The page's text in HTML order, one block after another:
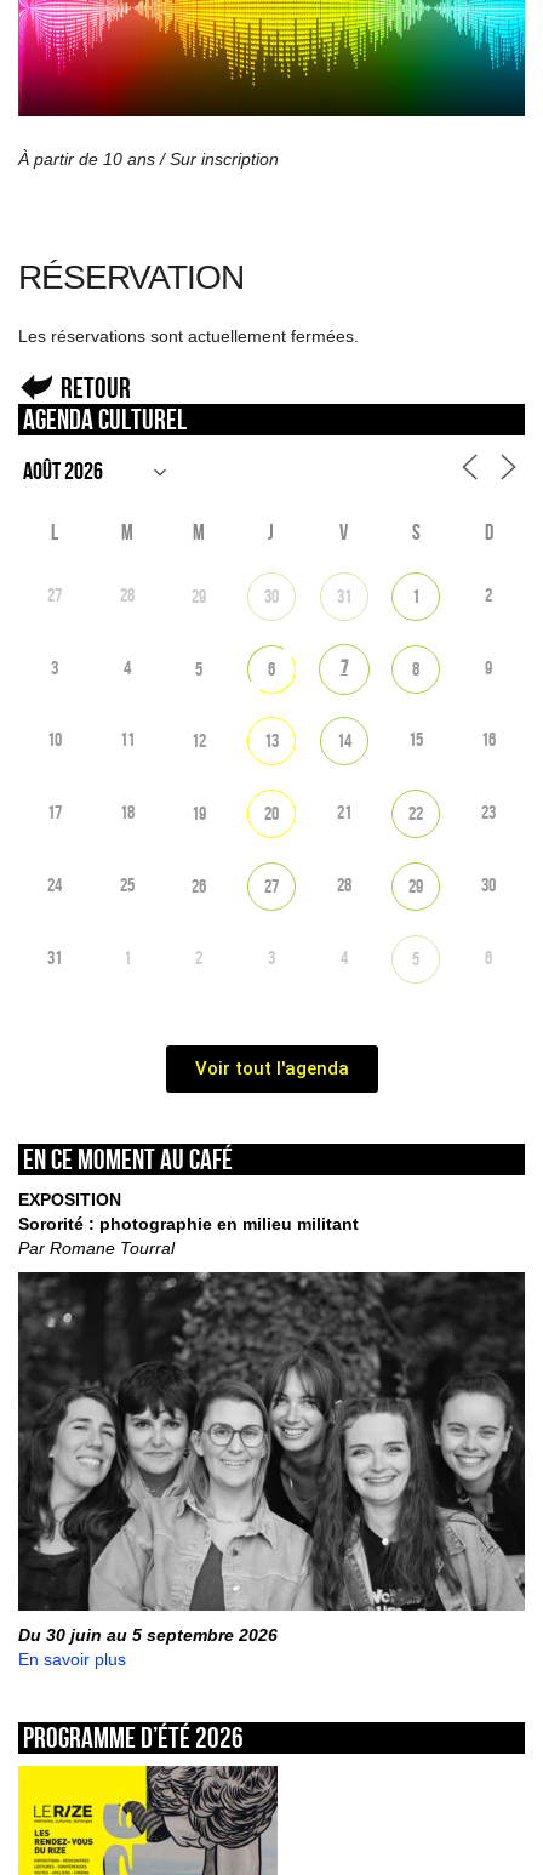
À partir de 10 ans /Sur inscription
RÉSERVATION
Les réservations sont actuellement fermées.
Retour
Agenda culturel
L M M J V S D
27 28 29 30 31 1 2
3 4 5 6 7 8 9
10 11 12 13 14 15 16
17 18 19 20 21 22 23
24 25 26 27 28 29 30
31 1 2 3 4 5 6
Voir tout l'agenda
En ce moment au café
EXPOSITION
Sororité : photographie en milieu militant
Par Romane Tourral
Du 30 juin au 5 septembre 2026
En savoir plus
Programme d’été 2026